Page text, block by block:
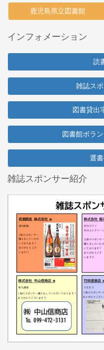
鹿児島県立図書館
インフォメーション
読
雑誌ス
図書貸出
図書館ボラ
選
雑誌スポンサー紹介